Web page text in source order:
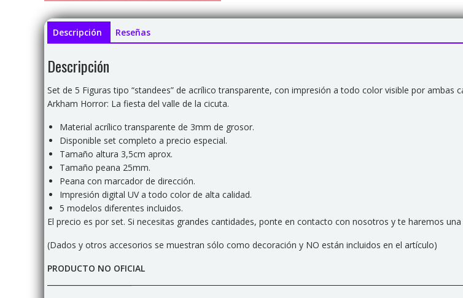
Descripción Reseñas
Descripción
Set de 5 Figuras tipo “standees” de acrílico transparente, con impresión a todo color visible por ambas
Arkham Horror: La fiesta del valle de la cicuta.
Material acrílico transparente de 3mm de grosor.
Disponible set completo a precio especial.
Tamaño altura 3,5cm aprox.
Tamaño peana 25mm.
Peana con marcador de dirección.
Impresión digital UV a todo color de alta calidad.
5 modelos diferentes incluidos.
El precio es por set. Si necesitas grandes cantidades, ponte en contacto con nosotros y te haremos
(Dados y otros accesorios se muestran sólo como decoración y NO están incluidos en el artículo)
PRODUCTO NO OFICIAL